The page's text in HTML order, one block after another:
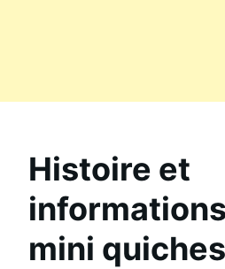
Histoire et
mini quiches